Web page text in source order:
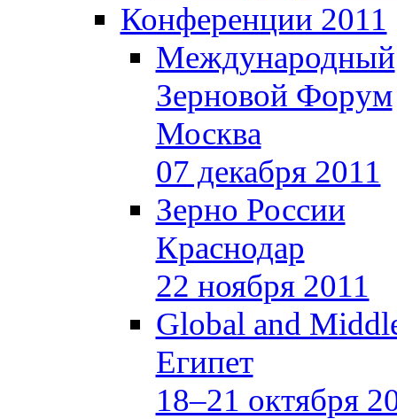
Конференции 2011
Международный
Зерновой Форум
Москва
07 декабря 2011
Зерно России
Краснодар
22 ноября 2011
Global and
Египет
18–21 октября